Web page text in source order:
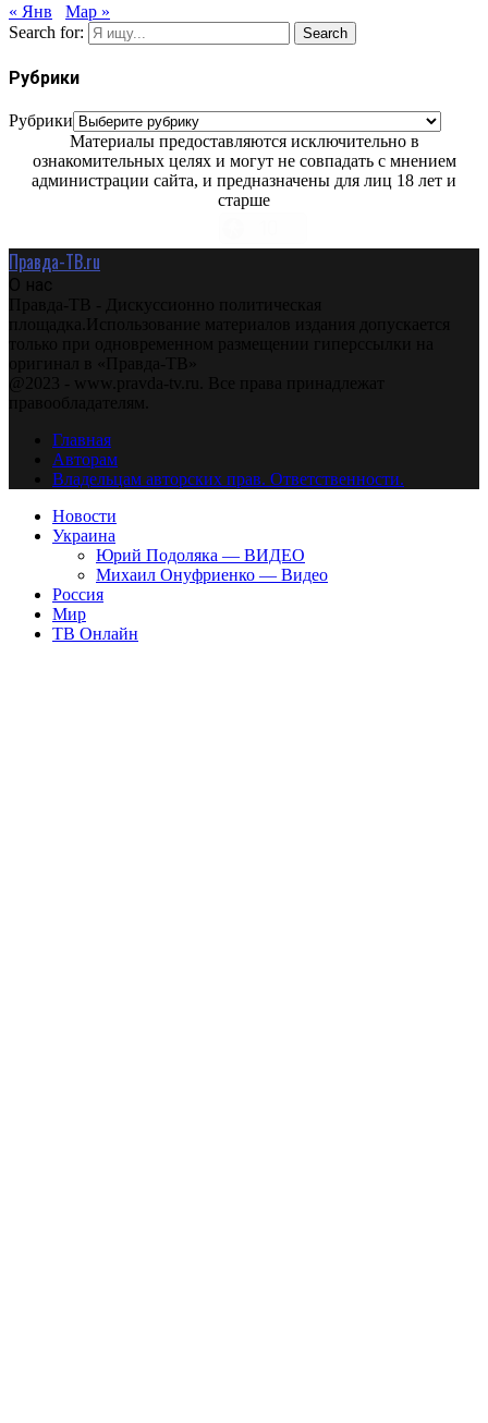
« Янв
Мар »
Search for:
Search
Рубрики
Рубрики
Материалы предоставляются исключительно в
ознакомительных целях и могут не совпадать с мнением
администрации сайта, и предназначены для лиц 18 лет и
старше
Правда-ТВ.ru
О нас
Правда-ТВ - Дискуссионно политическая
площадка.Использование материалов издания допускается
только при одновременном размещении гиперссылки на
оригинал в «Правда-ТВ»
@2023 - www.pravda-tv.ru. Все права принадлежат
правообладателям.
Главная
Авторам
Владельцам авторских прав. Ответственности.
Новости
Украина
Юрий Подоляка — ВИДЕО
Михаил Онуфриенко — Видео
Россия
Мир
ТВ Онлайн